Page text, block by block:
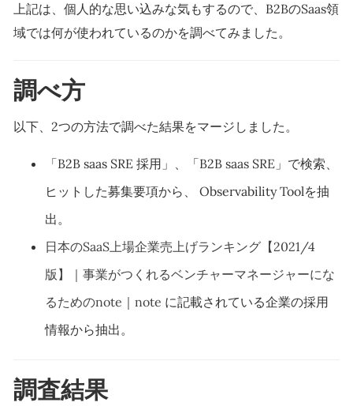
上記は、個人的な思い込みな気もするので、B2BのSaas領
域では何が使われているのかを調べてみました。
調べ方
以下、2つの方法で調べた結果をマージしました。
「B2B saas SRE 採用」、「B2B saas SRE」で検索、
ヒットした募集要項から、 Observability Toolを抽
出。
日本のSaaS上場企業売上げランキング【2021/4
版】｜事業がつくれるベンチャーマネージャーにな
るためのnote｜note に記載されている企業の採用
情報から抽出。
調査結果